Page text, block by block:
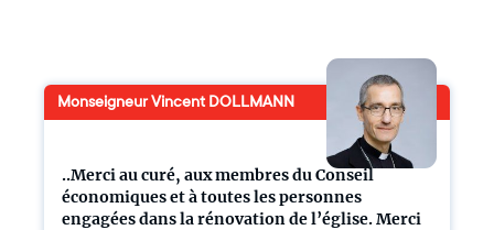
..Merci au curé, aux membres du Conseil
économiques et à toutes les personnes
engagées dans la rénovation de l’église. Merci
Monseigneur Vincent DOLLMANN